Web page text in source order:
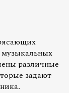
различные
задают